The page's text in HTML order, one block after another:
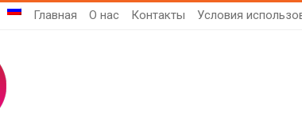
Главная О нас Контакты Условия